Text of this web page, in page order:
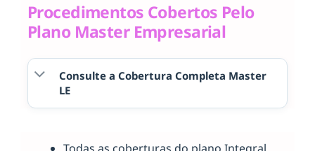
Procedimentos Cobertos Pelo
Plano Master Empresarial
Consulte a Cobertura Completa Master
LE